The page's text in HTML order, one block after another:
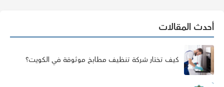
أحدث المقالات
كيف تختار شركة تنظيف مطابخ موثوقة في الكويت؟